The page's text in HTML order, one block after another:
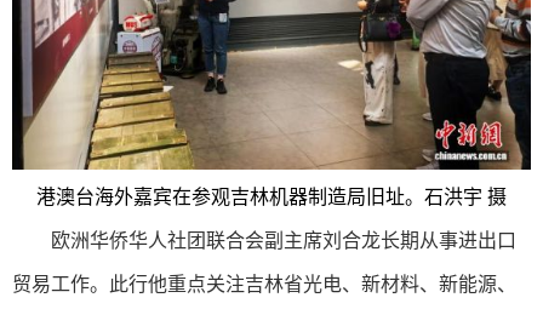
港澳台海外嘉宾在参观吉林机器制造局旧址。石洪宇 摄
欧洲华侨华人社团联合会副主席刘合龙长期从事进出口
贸易工作。此行他重点关注吉林省光电、新材料、新能源、